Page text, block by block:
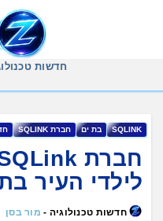
חדשות
SQLINK בת ים חברת ‏SQLINK
לילדי העיר
חדשות טכנולוגיה - מור בסן